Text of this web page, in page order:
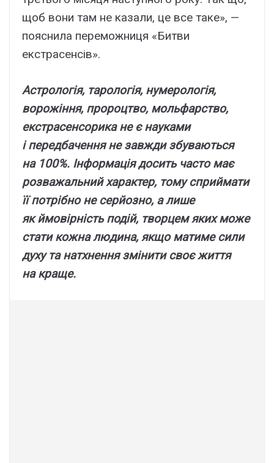
щоб вони там не казали, це все таке», —
пояснила переможниця «Битви
екстрасенсів».
Астрологія, тарологія, нумерологія,
ворожіння, пророцтво, мольфарство,
екстрасенсорика не є науками
і передбачення не завжди збуваються
на 100%. Інформація досить часто має
розважальний характер, тому сприймати
її потрібно не серйозно, а лише
як ймовірність подій, творцем яких може
стати кожна людина, якщо матиме сили
духу та натхнення змінити своє життя
на краще.